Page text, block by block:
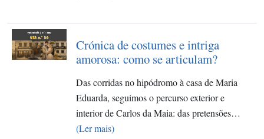
Crónica de costumes e intriga
amorosa: como se articulam?
Das corridas no hipódromo à casa de Maria
Eduarda, seguimos o percurso exterior e
interior de Carlos da Maia: das pretensões…
(Ler mais)